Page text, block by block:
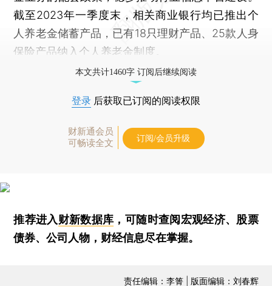
截至2023年一季度末，相关商业银行均已推出个
人养老金储蓄产品，已有18只理财产品、25款人身
保险产品纳入个人养老金制度。
本文共计1460字 订阅后继续阅读
登录 后获取已订阅的阅读权限
财新通会员
可畅读全文
订阅/会员升级
推荐进入财新数据库 ，可随时查阅宏观经济、股票
债券、公司人物，财经信息尽在掌握。
责任编辑：李箐 | 版面编辑：刘春辉